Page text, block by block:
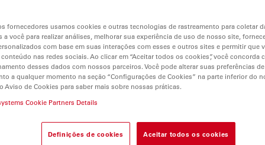
de materiais com
Please contact us to enquire about recent alternative
fornecedores usamos cookies e outras tecnologias de rastreamento para coletar
a você para realizar análises, melhorar sua experiência de uso de nosso site,
com base em suas interações com esses e outros sites e permitir que
nas redes sociais. Ao clicar em “Aceitar todos os cookies”, você concorda
desses dados com nossos parceiros. Você pode alterar suas preferências de
a qualquer momento na seção “Configurações de Cookies” na parte inferior do
Aviso de Cookies para saber mais sobre nossas práticas.
Cookie Partners Details
Definições de cookies Aceitar todos os cookies